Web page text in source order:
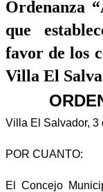
Ordenanza
que
favor de los
Villa El
Villa El Salvador, 3
POR CUANTO:
El Concejo